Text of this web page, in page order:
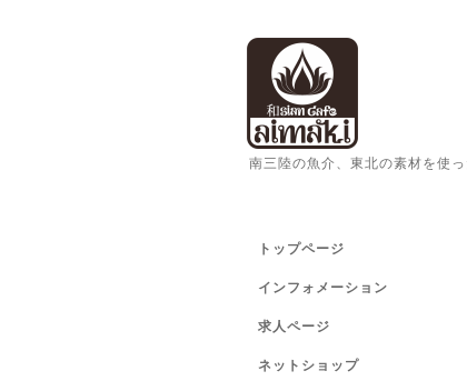
南三陸の魚介、東北の素材を使
トップページ
インフォメーション
求人ページ
ネットショップ